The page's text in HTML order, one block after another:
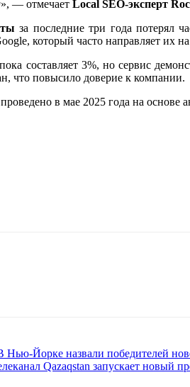
», — отмечает Local SEO-эксперт
за последние три года потерял
который часто направляет их
пока составляет 3%, но сервис
что повысило доверие к компании.
в мае 2025 года на основе
Нью-Йорке назвали победителей
Qazaqstan запускает новый